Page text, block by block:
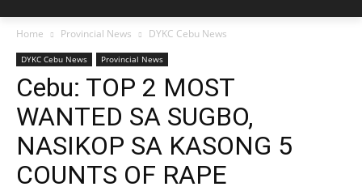
Home Provincial News DYKC Cebu News
DYKC Cebu News Provincial News
Cebu: TOP 2 MOST
WANTED SA SUGBO,
NASIKOP SA KASONG 5
COUNTS OF RAPE